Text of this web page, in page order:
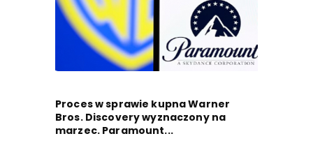
Proces w sprawie kupna Warner
Bros. Discovery wyznaczony na
marzec. Paramount...